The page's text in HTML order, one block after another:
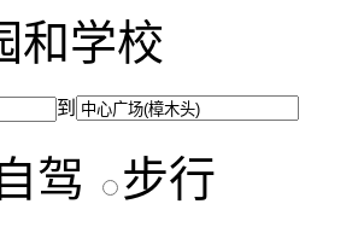
和学校
到
驾 步行